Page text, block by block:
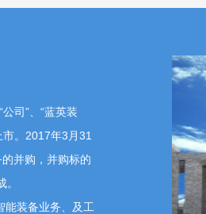
务板块：通用多件清洗业务、专用单
密清洗的标准及市场需求也在进一步
司”、“蓝英装
。2017年3月31
并购，并购标的
能装备业务、及工